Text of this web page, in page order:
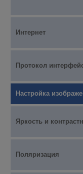
Интернет
Протокол
Настройка
Яркость и
Поляризация